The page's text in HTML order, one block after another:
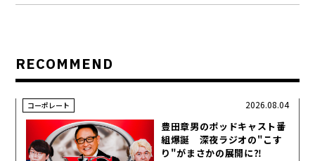
RECOMMEND
コーポレート
豊田章男のポッドキャスト番
組爆誕 深夜ラジオの"こす
り"がまさかの展開に⁈
2026.08.04